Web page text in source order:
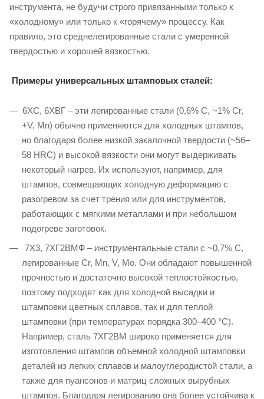
инструмента, не будучи строго привязанными только к
«холодному» или только к «горячему» процессу. Как
правило, это среднелегированные стали с умеренной
твердостью и хорошей вязкостью.
Примеры универсальных штамповых сталей:
6ХС, 6ХВГ – эти легированные стали (0,6% C, ~1% Cr,
+V, Mn) обычно применяются для холодных штампов,
но благодаря более низкой закалочной твердости (~56–
58 HRC) и высокой вязкости они могут выдерживать
некоторый нагрев. Их используют, например, для
штампов, совмещающих холодную деформацию с
разогревом за счет трения или для инструментов,
работающих с мягкими металлами и при небольшом
подогреве заготовок.
7Х3, 7ХГ2ВМФ – инструментальные стали с ~0,7% C,
легированные Cr, Mn, V, Mo. Они обладают повышенной
прочностью и достаточно высокой теплостойкостью,
поэтому подходят как для холодной высадки и
штамповки цветных сплавов, так и для теплой
штамповки (при температурах порядка 300–400 °C).
Например, сталь 7ХГ2ВМ широко применяется для
изготовления штампов объемной холодной штамповки
деталей из легких сплавов и малоуглеродистой стали, а
также для пуансонов и матриц сложных вырубных
штампов. Благодаря легированию она более устойчива к